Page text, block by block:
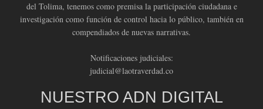
del Tolima, tenemos como premisa la participación ciudadana e
investigación como función de control hacia lo público, también en
compendiados de nuevas narrativas.
Notificaciones judiciales:
judicial@laotraverdad.co
NUESTRO ADN DIGITAL